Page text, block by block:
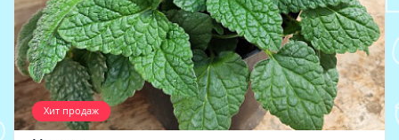
Хит продаж